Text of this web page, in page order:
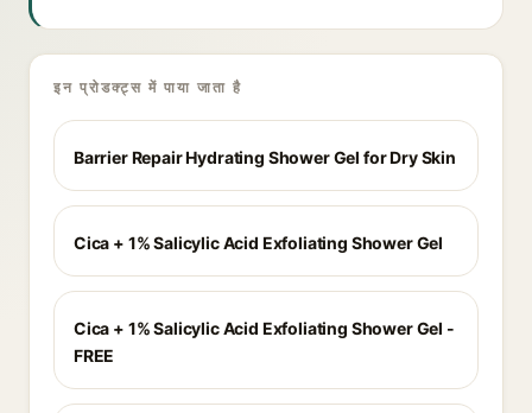
इन प्रोडक्ट्स में पाया जाता है
Barrier Repair Hydrating Shower Gel for Dry Skin
Cica + 1% Salicylic Acid Exfoliating Shower Gel
Cica + 1% Salicylic Acid Exfoliating Shower Gel -
FREE